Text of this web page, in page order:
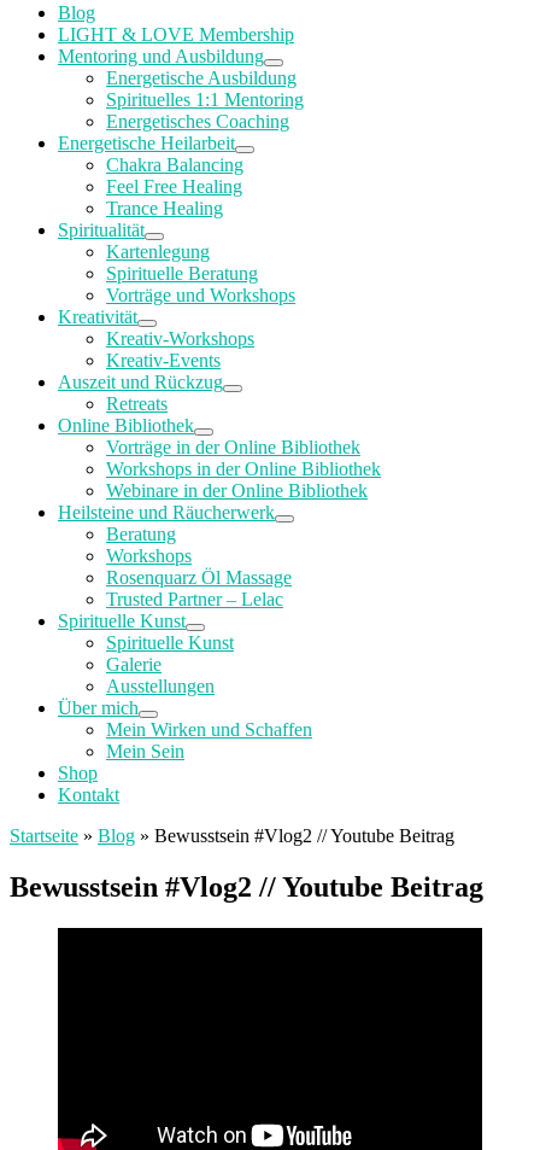
Blog
LIGHT & LOVE Membership
Mentoring und Ausbildung
Energetische Ausbildung
Spirituelles 1:1 Mentoring
Energetisches Coaching
Energetische Heilarbeit
Chakra Balancing
Feel Free Healing
Trance Healing
Spiritualität
Kartenlegung
Spirituelle Beratung
Vorträge und Workshops
Kreativität
Kreativ-Workshops
Kreativ-Events
Auszeit und Rückzug
Retreats
Online Bibliothek
Vorträge in der Online Bibliothek
Workshops in der Online Bibliothek
Webinare in der Online Bibliothek
Heilsteine und Räucherwerk
Beratung
Workshops
Rosenquarz Öl Massage
Trusted Partner – Lelac
Spirituelle Kunst
Spirituelle Kunst
Galerie
Ausstellungen
Über mich
Mein Wirken und Schaffen
Mein Sein
Shop
Kontakt
Startseite » Blog » Bewusstsein #Vlog2 // Youtube Beitrag
Bewusstsein #Vlog2 // Youtube Beitrag